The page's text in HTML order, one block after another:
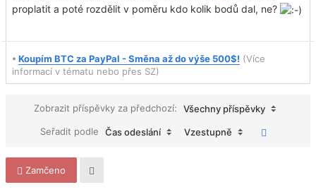
proplatit a poté rozdělit v poměru kdo kolik bodů dal, ne?
• Koupím BTC za PayPal - Směna až do výše 500$! (Více
informací v tématu nebo přes SZ)
Zobrazit příspěvky za předchozí:
Všechny příspěvky
Seřadit podle
Čas odeslání Vzestupně
Zamčeno